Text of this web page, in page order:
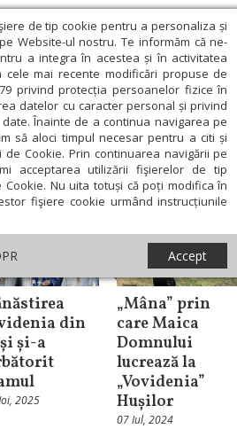
de tip cookie pentru a personaliza și
Website-ul nostru. Te informăm că ne-
a integra în acestea și în activitatea
cele mai recente modificări propuse de
privind protecția persoanelor fizice în
datelor cu caracter personal și privind
Înainte de a continua navigarea pe
să aloci timpul necesar pentru a citi și
Cookie. Prin continuarea navigării pe
acceptarea utilizării fişierelor de tip
Cookie. Nu uita totuși că poți modifica în
fişiere cookie urmând instrucțiunile
Accept
Vovidenia, Huși
Huși
din
și-a
2025
Reportaj
„Mâna” prin
care Maica
Domnului
lucrează la
„Vovidenia”
Hușilor
07 Iul, 2024